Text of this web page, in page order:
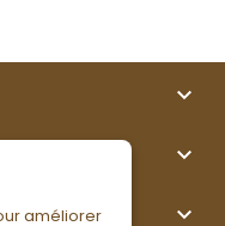



améliorer